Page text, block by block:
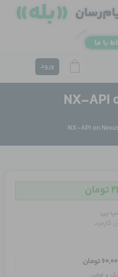
ورود
NX-API
تومان
پی
کارمزد
تومان